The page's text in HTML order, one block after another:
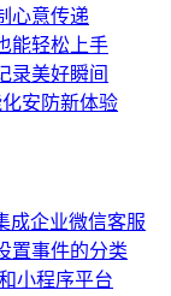
心意传递
能轻松上手
录美好瞬间
安防新体验
成企业微信客服
置事件的分类
小程序平台